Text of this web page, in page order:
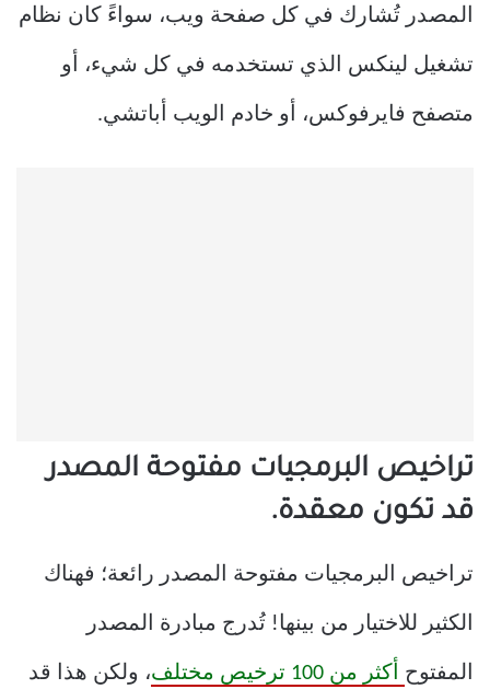
المصدر تُشارك في كل صفحة ويب، سواءً كان نظام
تشغيل لينكس الذي تستخدمه في كل شيء، أو
متصفح فايرفوكس، أو خادم الويب أباتشي.
تراخيص البرمجيات مفتوحة المصدر
قد تكون معقدة.
تراخيص البرمجيات مفتوحة المصدر رائعة؛ فهناك
الكثير للاختيار من بينها! تُدرج مبادرة المصدر
المفتوح أكثر من 100 ترخيص مختلف ، ولكن هذا قد